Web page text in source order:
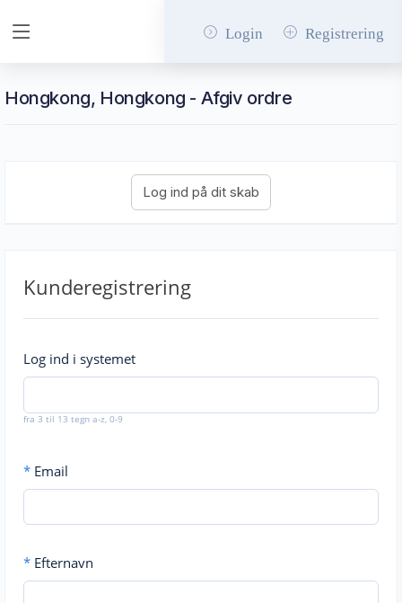
Login Registrering
Hongkong, Hongkong - Afgiv ordre
Kunderegistrering
Log ind i systemet
fra 3 til 13 tegn a-z, 0-9
* Email
* Efternavn